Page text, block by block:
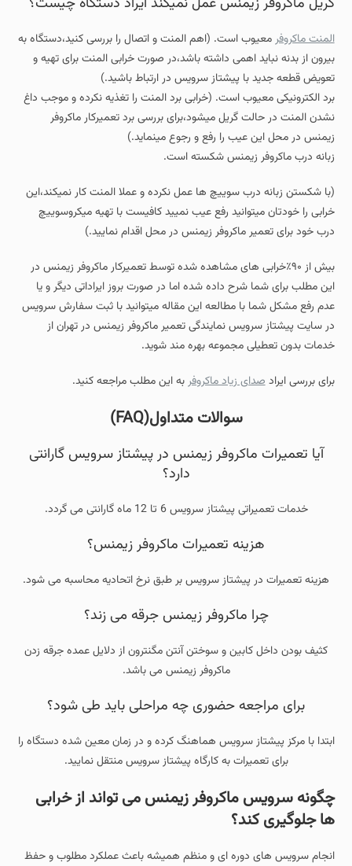
المنت ماکروفرمعیوب است. (اهم المنت و اتصال را بررسی کنید،دستگاه به
بیرون از بدنه نباید اهمی داشته باشد،در صورت خرابی المنت برای تهیه و
تعویض قطعه جدید با پیشتاز سرویس در ارتباط باشید.)
برد الکترونیکی معیوب است. (خرابی برد المنت را تغذیه نکرده و موجب داغ
نشدن المنت در حالت گریل میشود،برای بررسی برد تعمیرکار ماکروفر
زیمنس در محل این عیب را رفع و رجوع مینماید.)
زبانه درب ماکروفر زیمنس شکسته است.
(با شکستن زبانه درب سوییچ ها عمل نکرده و عملا المنت کار نمیکند،این
خرابی را خودتان میتوانید رفع عیب نمیید کافیست با تهیه میکروسوییچ
درب خود برای تعمیر ماکروفر زیمنس در محل اقدام نمایید.)
بیش از ۹۰٪خرابی های مشاهده شده توسط تعمیرکار ماکروفر زیمنس در
این مطلب برای شما شرح داده شده اما در صورت بروز ایراداتی دیگر و یا
عدم رفع مشکل شما با مطالعه این مقاله میتوانید با ثبت سفارش سرویس
در سایت پیشتاز سرویس نمایندگی تعمیر ماکروفر زیمنس در تهران از
خدمات بدون تعطیلی مجموعه بهره مند شوید.
برای بررسی ایرادصدای زیاد ماکروفربه این مطلب مراجعه کنید.
سوالات متداول(FAQ)
آیا تعمیرات ماکروفر زیمنس در پیشتاز سرویس گارانتی
دارد؟
خدمات تعمیراتی پیشتاز سرویس 6 تا 12 ماه گارانتی می گردد.
هزینه تعمیرات ماکروفر زیمنس؟
هزینه تعمیرات در پیشتاز سرویس بر طبق نرخ اتحادیه محاسبه می شود.
چرا ماکروفر زیمنس جرقه می زند؟
کثیف بودن داخل کابین و سوختن آنتن مگنترون از دلایل عمده جرقه زدن
ماکروفر زیمنس می باشد.
برای مراجعه حضوری چه مراحلی باید طی شود؟
ابتدا با مرکز پیشتاز سرویس هماهنگ کرده و در زمان معین شده دستگاه را
برای تعمیرات به کارگاه پیشتاز سرویس منتقل نمایید.
چگونه سرویس ماکروفر زیمنس می تواند از خرابی
ها جلوگیری کند؟
انجام سرویس های دوره ای و منظم همیشه باعث عملکرد مطلوب و حفظ